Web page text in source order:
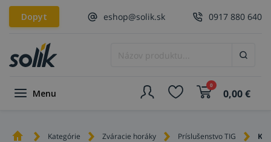
Dopyt eshop@solik.sk 0917 880 640
Menu
0
0,00€
Kategórie Zváracie horáky Príslušenstvo TIG